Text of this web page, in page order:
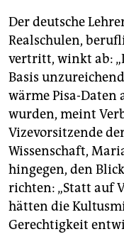
Der deutsche
Realschulen,
vertritt, winkt ab:
Basis
wärme Pisa-
wurden, meint
Vizevorsitzende
Wissenschaft,
hingegen, den
richten: „Statt auf
hätten die
Gerechtigkeit